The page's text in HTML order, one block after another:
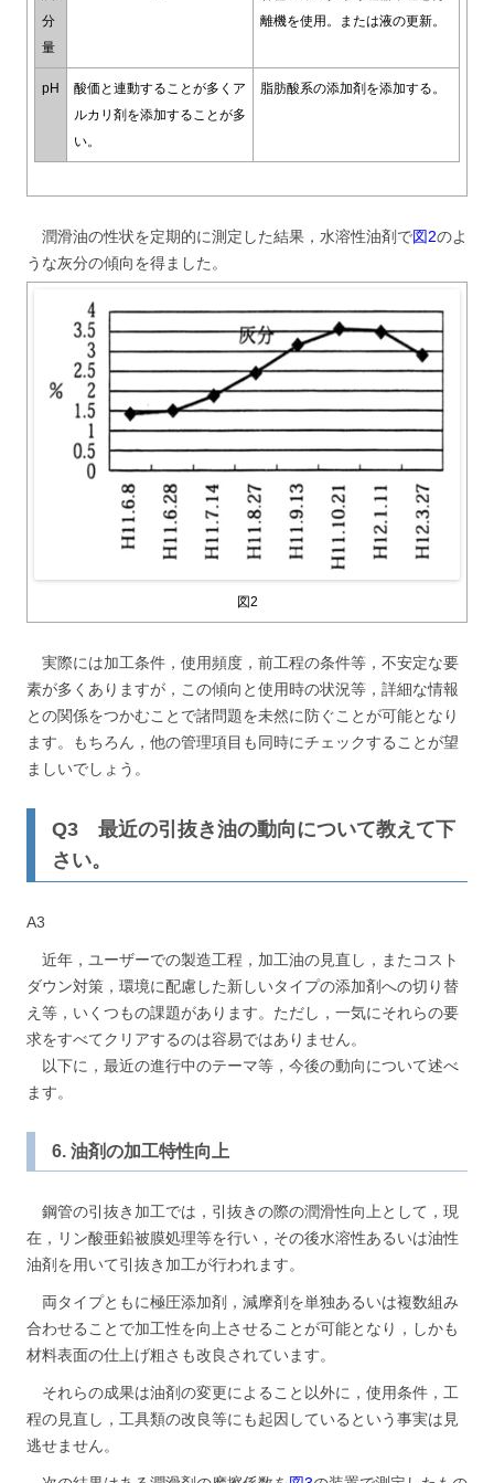
分
量
離機を使用。または液の更新。
pH
酸価と連動することが多くア
ルカリ剤を添加することが多
い。
脂肪酸系の添加剤を添加する。
潤滑油の性状を定期的に測定した結果，水溶性油剤で図2のよ
うな灰分の傾向を得ました。
図2
実際には加工条件，使用頻度，前工程の条件等，不安定な要
素が多くありますが，この傾向と使用時の状況等，詳細な情報
との関係をつかむことで諸問題を未然に防ぐことが可能となり
ます。もちろん，他の管理項目も同時にチェックすることが望
ましいでしょう。
Q3 最近の引抜き油の動向について教えて下
さい。
A3
近年，ユーザーでの製造工程，加工油の見直し，またコスト
ダウン対策，環境に配慮した新しいタイプの添加剤への切り替
え等，いくつもの課題があります。ただし，一気にそれらの要
求をすべてクリアするのは容易ではありません。
以下に，最近の進行中のテーマ等，今後の動向について述べ
ます。
6. 油剤の加工特性向上
鋼管の引抜き加工では，引抜きの際の潤滑性向上として，現
在，リン酸亜鉛被膜処理等を行い，その後水溶性あるいは油性
油剤を用いて引抜き加工が行われます。
両タイプともに極圧添加剤，減摩剤を単独あるいは複数組み
合わせることで加工性を向上させることが可能となり，しかも
材料表面の仕上げ粗さも改良されています。
それらの成果は油剤の変更によること以外に，使用条件，工
程の見直し，工具類の改良等にも起因しているという事実は見
逃せません。